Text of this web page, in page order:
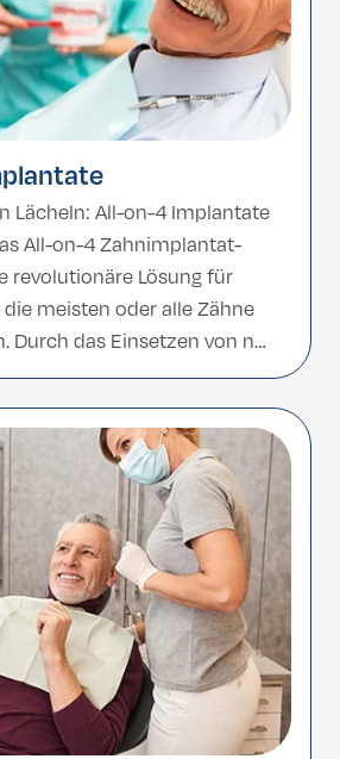
Lächeln: All-on-4 Implantate
All-on-4 Zahnimplantat-
revolutionäre Lösung für
meisten oder alle Zähne
Durch das Einsetzen von nur
geneigten Implantaten pro
komplette Zahnreihe mit
und minimalem Eingriff
Türkei, bekannt für ihre
[…]